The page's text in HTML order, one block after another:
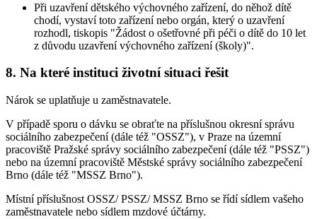
Při uzavření dětského výchovného zařízení, do něhož dítě
chodí, vystaví toto zařízení nebo orgán, který o uzavření
rozhodl, tiskopis "Žádost o ošetřovné při péči o dítě do 10 let
z důvodu uzavření výchovného zařízení (školy)".
8. Na které instituci životní situaci řešit
Nárok se uplatňuje u zaměstnavatele.
V případě sporu o dávku se obraťte na příslušnou okresní správu
sociálního zabezpečení (dále též "OSSZ"), v Praze na územní
pracoviště Pražské správy sociálního zabezpečení (dále též "PSSZ")
nebo na územní pracoviště Městské správy sociálního zabezpečení
Brno (dále též "MSSZ Brno").
Místní příslušnost OSSZ/ PSSZ/ MSSZ Brno se řídí sídlem vašeho
zaměstnavatele nebo sídlem mzdové účtárny.